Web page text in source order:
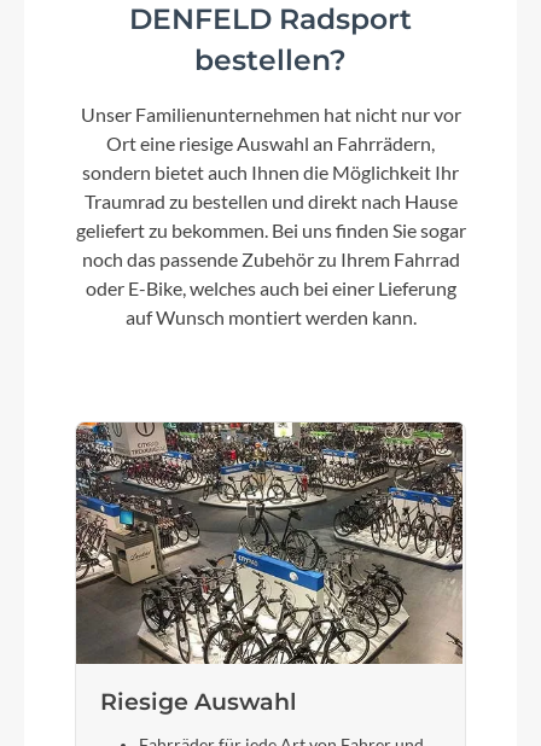
amber´n´black
Motor
Bosch Drive Unit Performance Line CX max.
100Nm (BDU38)
Kette
Gewicht
24,8 kg
Akku
Bosch PowerTube 800
Laufradgröße
Size Split: 27.5: S // 29 Zoll
DENFELD Radsport
bestellen?
Unser Familienunternehmen hat nicht nur vor
Ort eine riesige Auswahl an Fahrrädern,
sondern bietet auch Ihnen die Möglichkeit Ihr
Traumrad zu bestellen und direkt nach Hause
geliefert zu bekommen. Bei uns finden Sie sogar
noch das passende Zubehör zu Ihrem Fahrrad
oder E-Bike, welches auch bei einer Lieferung
auf Wunsch montiert werden kann.
Riesige Auswahl